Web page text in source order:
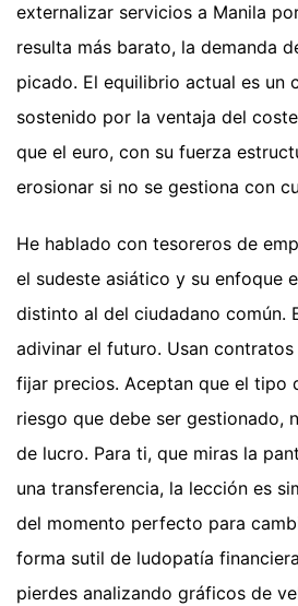
externalizar servicios a Manila
resulta más barato, la demanda
picado. El equilibrio actual es un
sostenido por la ventaja del
que el euro, con su fuerza
erosionar si no se gestiona con
He hablado con tesoreros de
el sudeste asiático y su enfoque
distinto al del ciudadano común.
adivinar el futuro. Usan
fijar precios. Aceptan que el tipo
riesgo que debe ser gestionado,
de lucro. Para ti, que miras la
una transferencia, la lección es
del momento perfecto para
forma sutil de ludopatía
pierdes analizando gráficos de